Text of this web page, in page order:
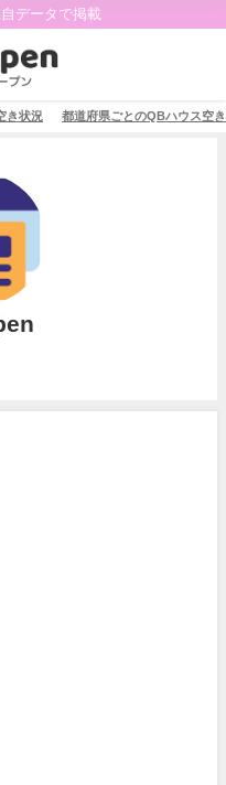
データで掲載
き状況 都道府県ごとのQBハウス空